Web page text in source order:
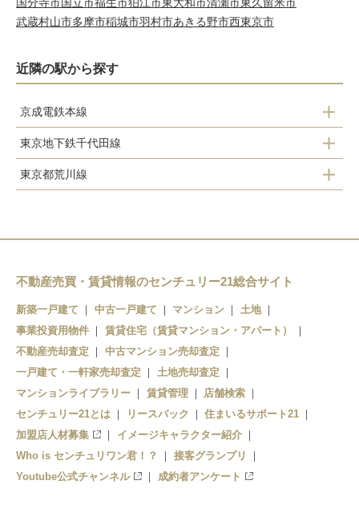
武蔵村山市多摩市稲城市羽村市あきる野市西東京市
近隣の駅から探す
京成電鉄本線
京成上野
日暮里
町屋
京成関屋
堀切菖蒲園
東京地下鉄千代田線
北綾瀬
千駄木
根津
東京都荒川線
荒川二丁目
荒川七丁目
町屋駅前
町屋二丁目
東尾久三丁目
熊野前
不動産売買・賃貸情報のセンチュリー21総合サイト
新築一戸建て 中古一戸建て マンション
土地
事業投資用物件
賃貸住宅（賃貸マンション・アパート）
不動産売却査定
中古マンション売却査定
一戸建て・一軒家売却査定
土地売却査定
マンションライブラリー
賃貸管理
店舗検索
センチュリー21とは
リースバック
住まいるサポート21
加盟店人材募集
イメージキャラクター紹介
Who is センチュリワン君！？
接客グランプリ
Youtube公式チャンネル
成約者アンケート